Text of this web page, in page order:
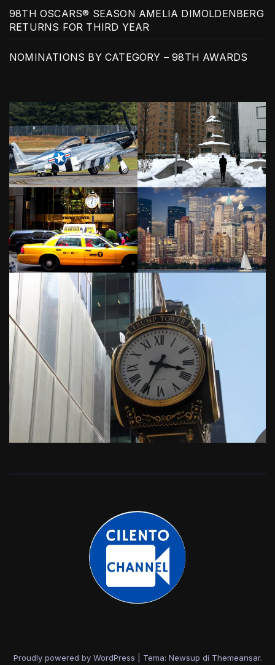
98TH OSCARS® SEASON AMELIA DIMOLDENBERG
RETURNS FOR THIRD YEAR
NOMINATIONS BY CATEGORY – 98TH AWARDS
Proudly powered by WordPress Tema: Newsup di Themeansar.